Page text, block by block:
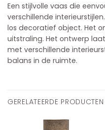
Een stijlvolle vaas die
verschillende
los decoratief object. Het
uitstraling. Het ontwerp
met verschillende
balans in de ruimte.
GERELATEERDE PRODUCTEN